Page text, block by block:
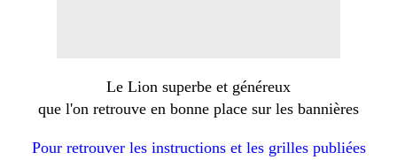
Le Lion superbe et généreux
que l'on retrouve en bonne place sur les bannières
Pour retrouver les instructions et les grilles publiées